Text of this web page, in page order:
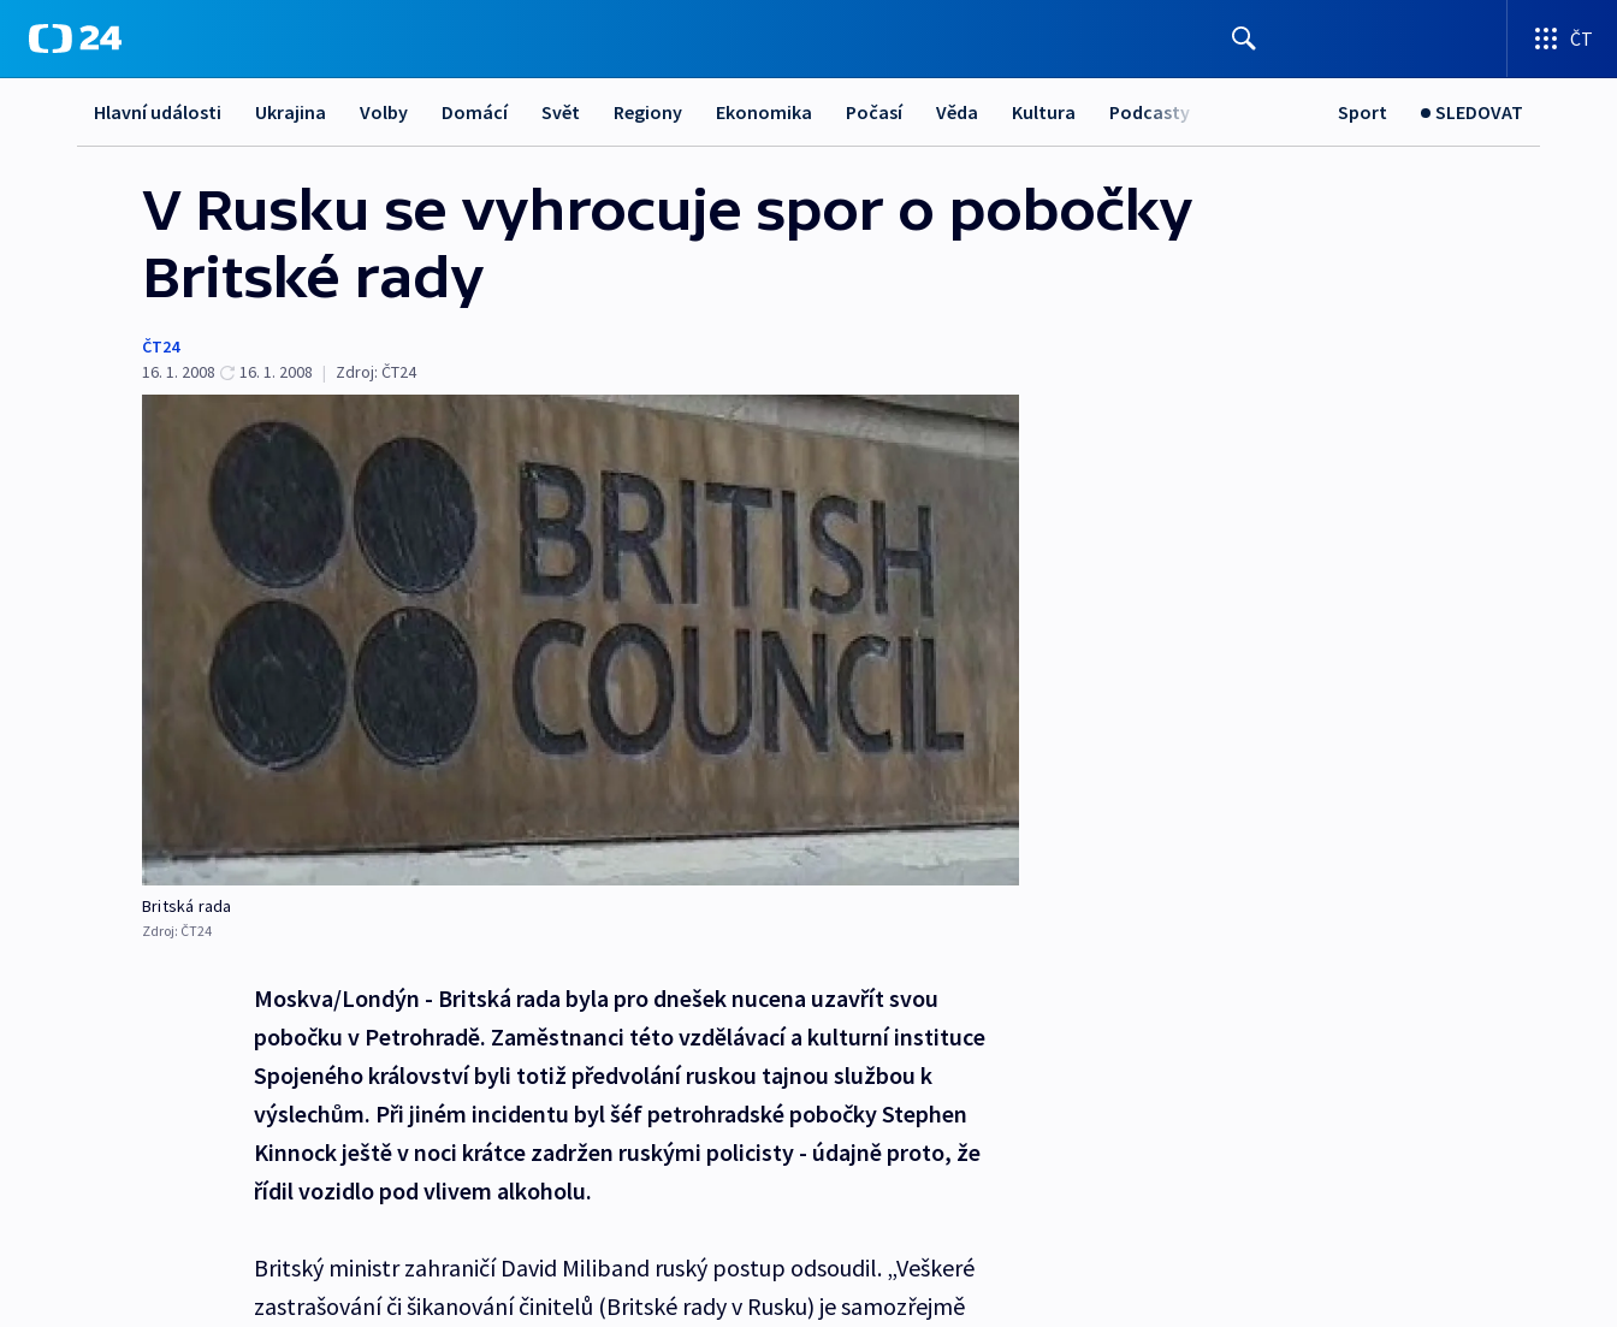
ČT
Hlavní události Ukrajina Volby Domácí Svět Regiony Ekonomika Počasí Věda Kultura Podcasty Sport SLEDOVAT
V Rusku se vyhrocuje spor o pobočky
Britské rady
ČT24
16. 1. 2008
16. 1. 2008 | Zdroj: ČT24
Britská rada
Zdroj: ČT24
Moskva/Londýn - Britská rada byla pro dnešek nucena uzavřít svou
pobočku v Petrohradě. Zaměstnanci této vzdělávací a kulturní instituce
Spojeného království byli totiž předvolání ruskou tajnou službou k
výslechům. Při jiném incidentu byl šéf petrohradské pobočky Stephen
Kinnock ještě v noci krátce zadržen ruskými policisty - údajně proto, že
řídil vozidlo pod vlivem alkoholu.
Britský ministr zahraničí David Miliband ruský postup odsoudil. „Veškeré
zastrašování či šikanování činitelů (Britské rady v Rusku) je samozřejmě